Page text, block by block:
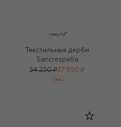
Текстильные дерби
Sancrespella
54 250 ₽37 950 ₽
-30%